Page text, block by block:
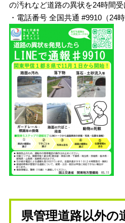
の汚れなど道路の異状を24時間受
・電話番号 全国共通 #9910（24
県管理道路以外の